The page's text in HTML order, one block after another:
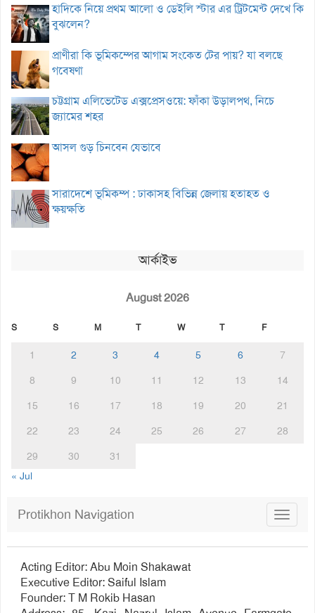
হাদিকে নিয়ে প্রথম আলো ও ডেইলি স্টার এর ট্রিটমেন্ট দেখে কি
বুঝলেন?
প্রাণীরা কি ভূমিকম্পের আগাম সংকেত টের পায়? যা বলছে
গবেষণা
চট্টগ্রাম এলিভেটেড এক্সপ্রেসওয়ে: ফাঁকা উড়ালপথ, নিচে
জ্যামের শহর
আসল গুড় চিনবেন যেভাবে
সারাদেশে ভূমিকম্প : ঢাকাসহ বিভিন্ন জেলায় হতাহত ও
ক্ষয়ক্ষতি
আর্কাইভ
August 2026
S S M T W T F
1 2 3 4 5 6
7
8
9 10 11 12 13
14
15
16 17 18 19 20
21
22
23 24 25 26 27
28
29
30
31
« Jul
Toggle
Protikhon Navigation
Acting Editor: Abu Moin Shakawat
Executive Editor: Saiful Islam
Founder: T M Rokib Hasan